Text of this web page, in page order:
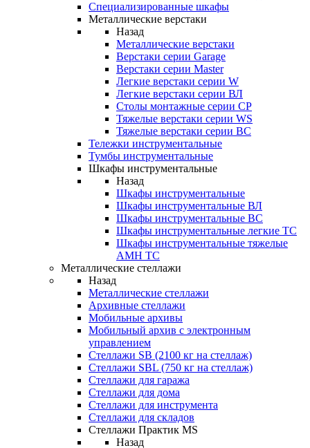
Cпециализированные шкафы
Металлические верстаки
Назад
Металлические верстаки
Верстаки серии Garage
Верстаки серии Master
Легкие верстаки серии W
Легкие верстаки серии ВЛ
Столы монтажные серии СР
Тяжелые верстаки серии WS
Тяжелые верстаки серии ВС
Тележки инструментальные
Тумбы инструментальные
Шкафы инструментальные
Назад
Шкафы инструментальные
Шкафы инструментальные ВЛ
Шкафы инструментальные ВС
Шкафы инструментальные легкие ТС
Шкафы инструментальные тяжелые
AMH TC
Металлические стеллажи
Назад
Металлические стеллажи
Архивные стеллажи
Мобильные архивы
Мобильный архив с электронным
управлением
Стеллажи SB (2100 кг на стеллаж)
Стеллажи SBL (750 кг на стеллаж)
Стеллажи для гаража
Стеллажи для дома
Стеллажи для инструмента
Стеллажи для складов
Стеллажи Практик MS
Назад